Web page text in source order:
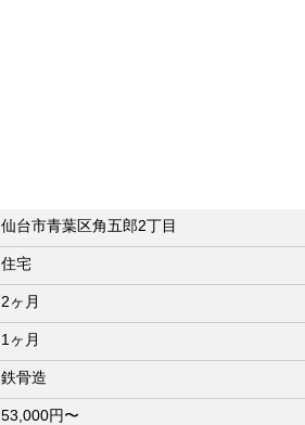
仙台市青葉区角五郎2丁目
住宅
2ヶ月
1ヶ月
鉄骨造
53,000円〜